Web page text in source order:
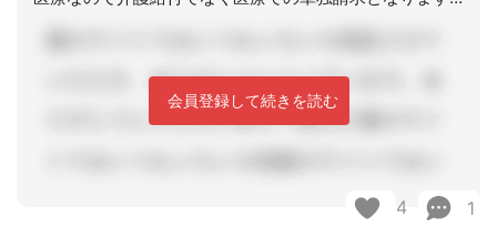
会員登録して続きを読む
4 1